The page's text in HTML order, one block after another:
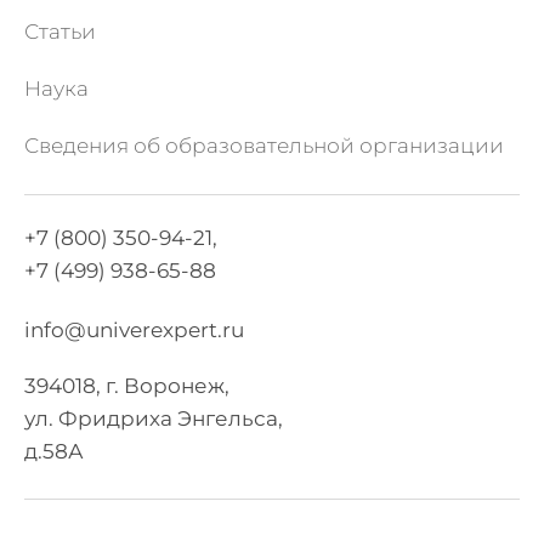
Статьи
Наука
Сведения об образовательной организации
+7 (800) 350-94-21,
+7 (499) 938-65-88
info@univerexpert.ru
394018, г. Воронеж,
ул. Фридриха Энгельса,
д.58А